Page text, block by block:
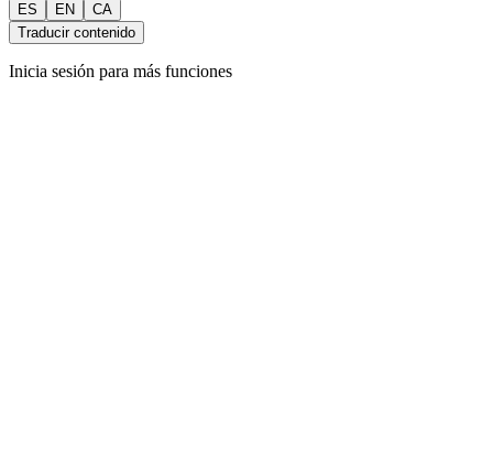
ES EN
CA
Traducir contenido
Inicia sesión para más funciones